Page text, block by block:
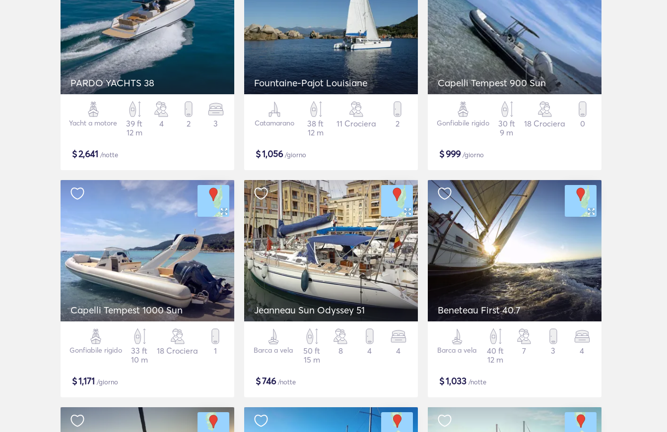
PARDO YACHTS 38
Yacht a motore
39 ft
12 m
4 2 3
$2,641 /notte
Fountaine-Pajot Louisiane
Catamarano
38 ft
12 m
11 Crociera 2
$1,056/giorno
Capelli Tempest 900 Sun
Gonfiabile rigido
30 ft
9 m
18 Crociera 0
$999/giorno
Capelli Tempest 1000 Sun
Gonfiabile rigido
33 ft
10 m
18 Crociera 1
$1,171 /giorno
Jeanneau Sun Odyssey 51
Barca a vela
50 ft
15 m
8 4 4
$746/notte
Beneteau First 40.7
Barca a vela
40 ft
12 m
7 3 4
$1,033 /notte